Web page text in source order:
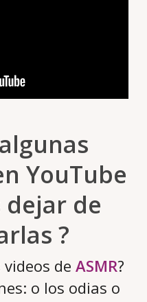
YouTube
de
?
videos deASMR?
o los odias o